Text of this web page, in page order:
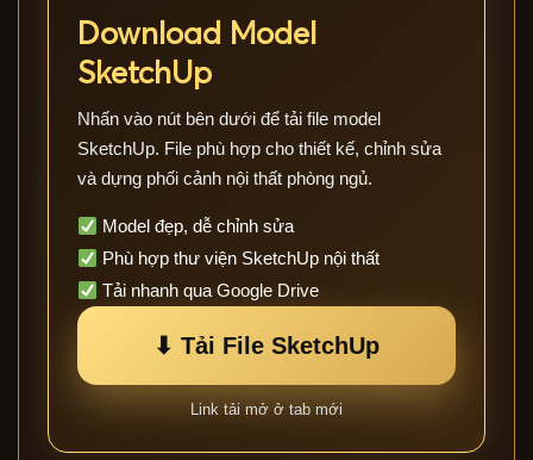
Download Model
SketchUp
Nhấn vào nút bên dưới để tải file model
SketchUp. File phù hợp cho thiết kế, chỉnh sửa
và dựng phối cảnh nội thất phòng ngủ.
Model đẹp, dễ chỉnh sửa
Phù hợp thư viện SketchUp nội thất
Tải nhanh qua Google Drive
⬇ Tải File SketchUp
Link tải mở ở tab mới